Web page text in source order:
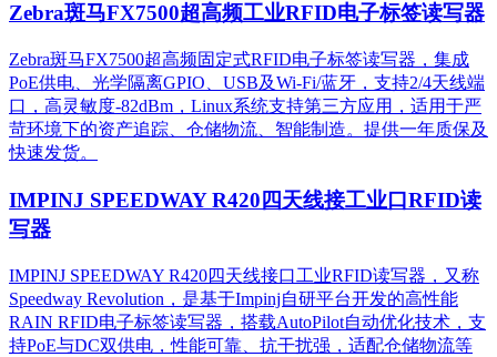
Zebra斑马FX7500超高频工业RFID电子标签读写器
Zebra斑马FX7500超高频固定式RFID电子标签读写器，集成
PoE供电、光学隔离GPIO、USB及Wi-Fi/蓝牙，支持2/4天线端
口，高灵敏度-82dBm，Linux系统支持第三方应用，适用于严
苛环境下的资产追踪、仓储物流、智能制造。提供一年质保及
快速发货。
IMPINJ SPEEDWAY R420四天线接工业口RFID读
写器
IMPINJ SPEEDWAY R420四天线接口工业RFID读写器，又称
Speedway Revolution，是基于Impinj自研平台开发的高性能
RAIN RFID电子标签读写器，搭载AutoPilot自动优化技术，支
持PoE与DC双供电，性能可靠、抗干扰强，适配仓储物流等